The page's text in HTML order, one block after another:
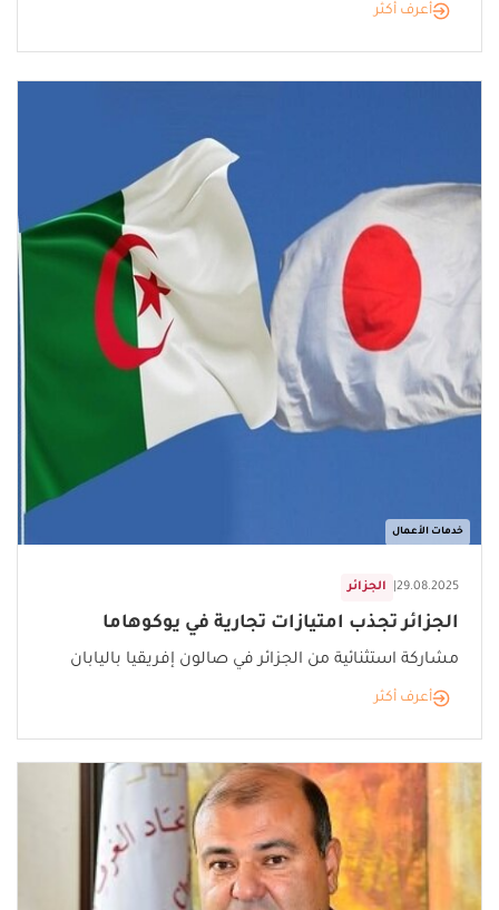
أعرف أكثر
خدمات الأعمال
الجزائر 29.08.2025
الجزائر تجذب امتيازات تجارية في يوكوهاما
مشاركة استثنائية من الجزائر في صالون إفريقيا باليابان
أعرف أكثر